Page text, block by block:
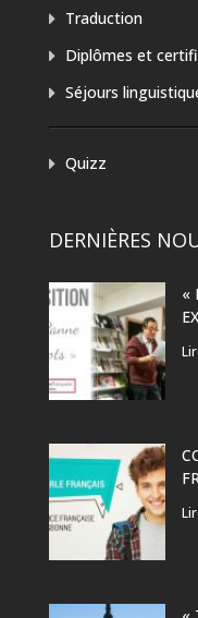
Traduction
Diplômes et
Séjours
Quizz
DERNIÈRES
«